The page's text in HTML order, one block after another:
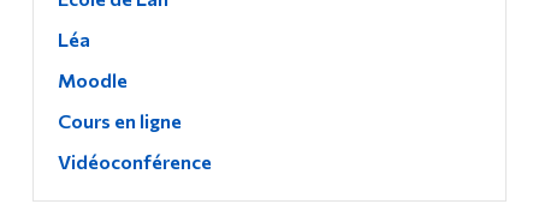
Léa
Moodle
Cours en ligne
Vidéoconférence